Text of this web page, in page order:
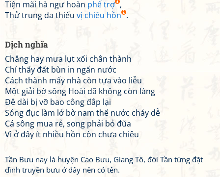
Tiện mãi hà ngư hoàn phế trợ ,
Thử trung đa thiểu vị chiêu hồn .
Dịch nghĩa
Chẳng hay mưa lụt xối chân thành
Chỉ thấy đất bùn in ngấn nước
Cách thành mấy nhà còn tựa vào liễu
Một giải bờ sông Hoài đã không còn làng
Đê dài bị vỡ bao công đắp lại
Sóng đục làm lở bờ nam thế nước chảy dễ
Cá sông mua rẻ, song phải bỏ đũa
Vì ở đây ít nhiều hồn còn chưa chiêu
Tần Bưu nay là huyện Cao Bưu, Giang Tô, đời Tần từng đặt
đình truyền bưu ở đây nên có tên.